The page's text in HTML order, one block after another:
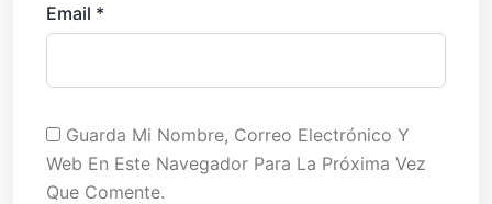
Email *
Guarda Mi Nombre, Correo Electrónico Y
Web En Este Navegador Para La Próxima Vez
Que Comente.